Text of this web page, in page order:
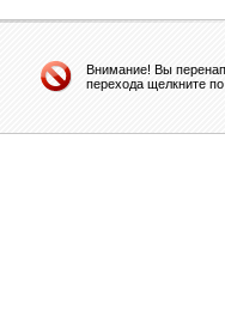
Внимание! Вы
перехода щелкните